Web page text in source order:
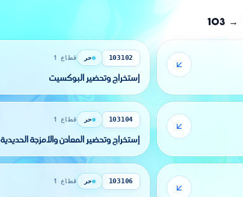
→
103
103102 حر قطاع 1
إستخراج وتحضير البوكسيت
103104 حر قطاع 1
إستخراج وتحضير المعادن والأمزجة الحديدية
103106 حر قطاع 1